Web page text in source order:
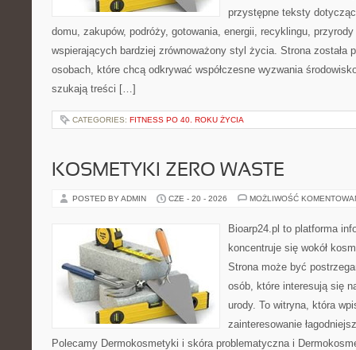
przystępne teksty
domu, zakupów, podróży, gotowania, energii, recyklingu,
wspierających bardziej zrównoważony styl życia. Strona została
osobach, które chcą odkrywać współczesne wyzwania
szukają treści […]
CATEGORIES: FITNESS PO 40. ROKU ŻYCIA
KOSMETYKI ZERO WASTE
POSTED BY ADMIN CZE - 20 - 2026 MOŻLIWOŚĆ
Bioarp24.pl to platforma
koncentruje się wokół
Strona może być
osób, które interesują się
urody. To witryna, która
zainteresowanie
Polecamy Dermokosmetyki i skóra problematyczna i